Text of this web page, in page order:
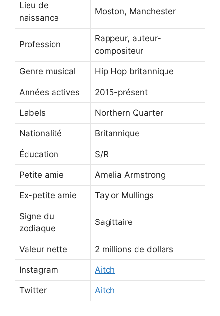
Lieu de
naissance
Moston, Manchester
Profession
Rappeur, auteur-
compositeur
Genre musical Hip Hop britannique
Années actives 2015-présent
Labels Northern Quarter
Nationalité Britannique
Éducation S/R
Petite amie Amelia Armstrong
Ex-petite amie Taylor Mullings
Signe du
zodiaque
Sagittaire
Valeur nette 2 millions de dollars
Instagram Aitch
Twitter Aitch